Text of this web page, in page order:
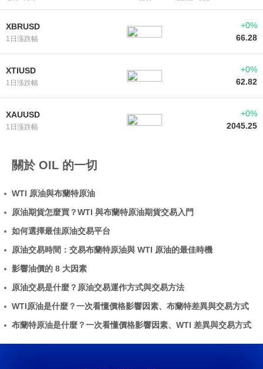
XBRUSD
1日漲跌幅
+0%
66.28
XTIUSD
1日漲跌幅
+0%
62.82
XAUUSD
1日漲跌幅
+0%
2045.25
關於 OIL 的一切
WTI 原油與布蘭特原油
原油期貨怎麼買？WTI 與布蘭特原油期貨交易入門
如何選擇最佳原油交易平台
原油交易時間：交易布蘭特原油與 WTI 原油的最佳時機
影響油價的 8 大因素
原油交易是什麼？原油交易運作方式與交易方法
WTI原油是什麼？一次看懂價格影響因素、布蘭特差異與交易方式
布蘭特原油是什麼？一次看懂價格影響因素、WTI 差異與交易方式